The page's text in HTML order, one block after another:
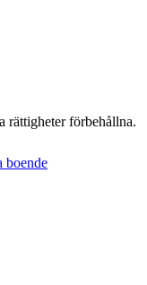
rättigheter förbehållna.
boende